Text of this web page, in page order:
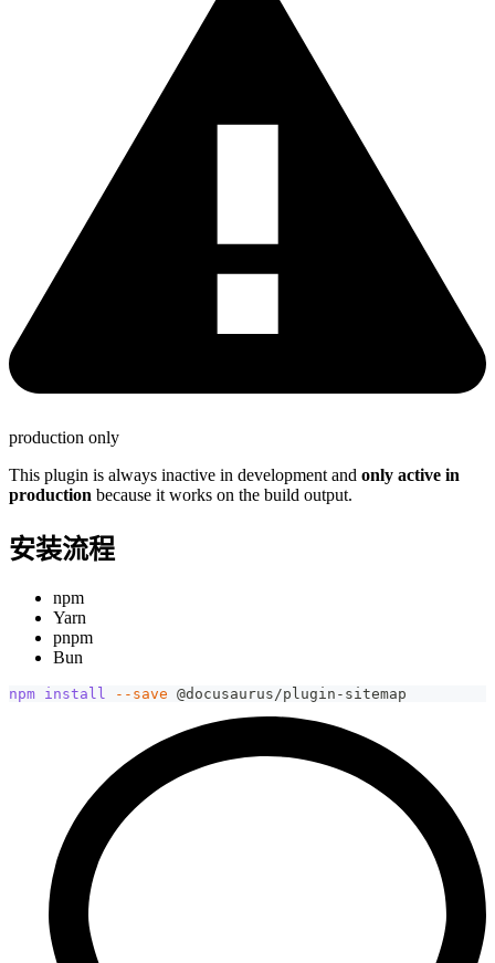
production only
This plugin is always inactive in development and only active in
production because it works on the build output.
安装流程
npm
Yarn
pnpm
Bun
npm install --save @docusaurus/plugin-sitemap